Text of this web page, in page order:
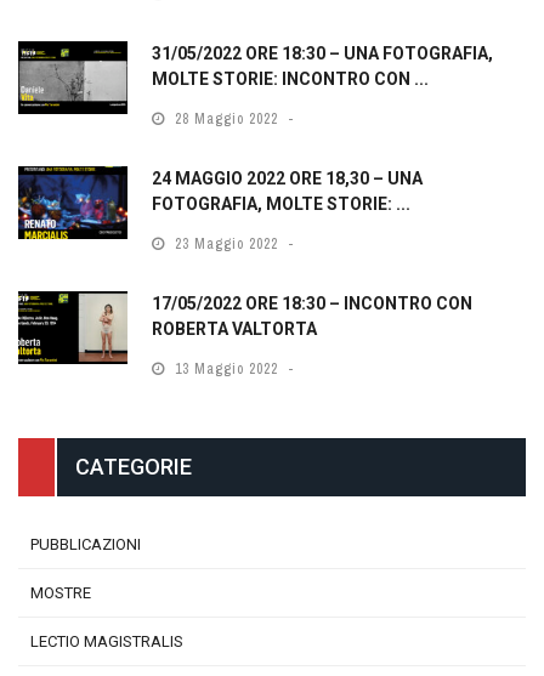
31/05/2022 ORE 18:30 – UNA FOTOGRAFIA,
MOLTE STORIE: INCONTRO CON ...
28 Maggio 2022
24 MAGGIO 2022 ORE 18,30 – UNA
FOTOGRAFIA, MOLTE STORIE: ...
23 Maggio 2022
17/05/2022 ORE 18:30 – INCONTRO CON
ROBERTA VALTORTA
13 Maggio 2022
CATEGORIE
PUBBLICAZIONI
MOSTRE
LECTIO MAGISTRALIS